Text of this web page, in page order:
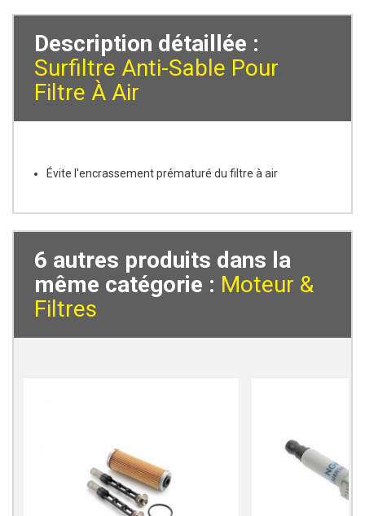
Description détaillée :
Surfiltre Anti-Sable Pour
Filtre À Air
Évite l'encrassement prématuré du filtre à air
6 autres produits dans la
même catégorie : Moteur &
Filtres